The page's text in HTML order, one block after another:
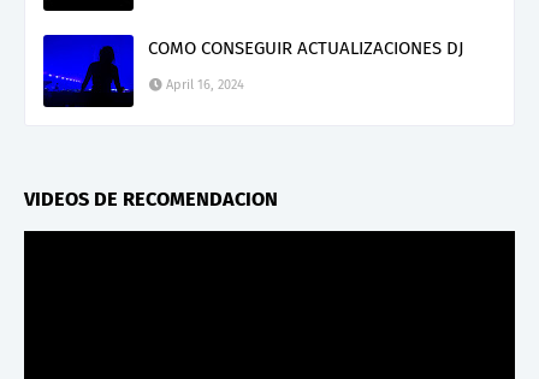
COMO CONSEGUIR ACTUALIZACIONES DJ
April 16, 2024
VIDEOS DE RECOMENDACION